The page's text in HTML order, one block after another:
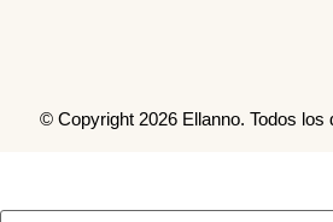
© Copyright 2026 Ellanno. Todos los